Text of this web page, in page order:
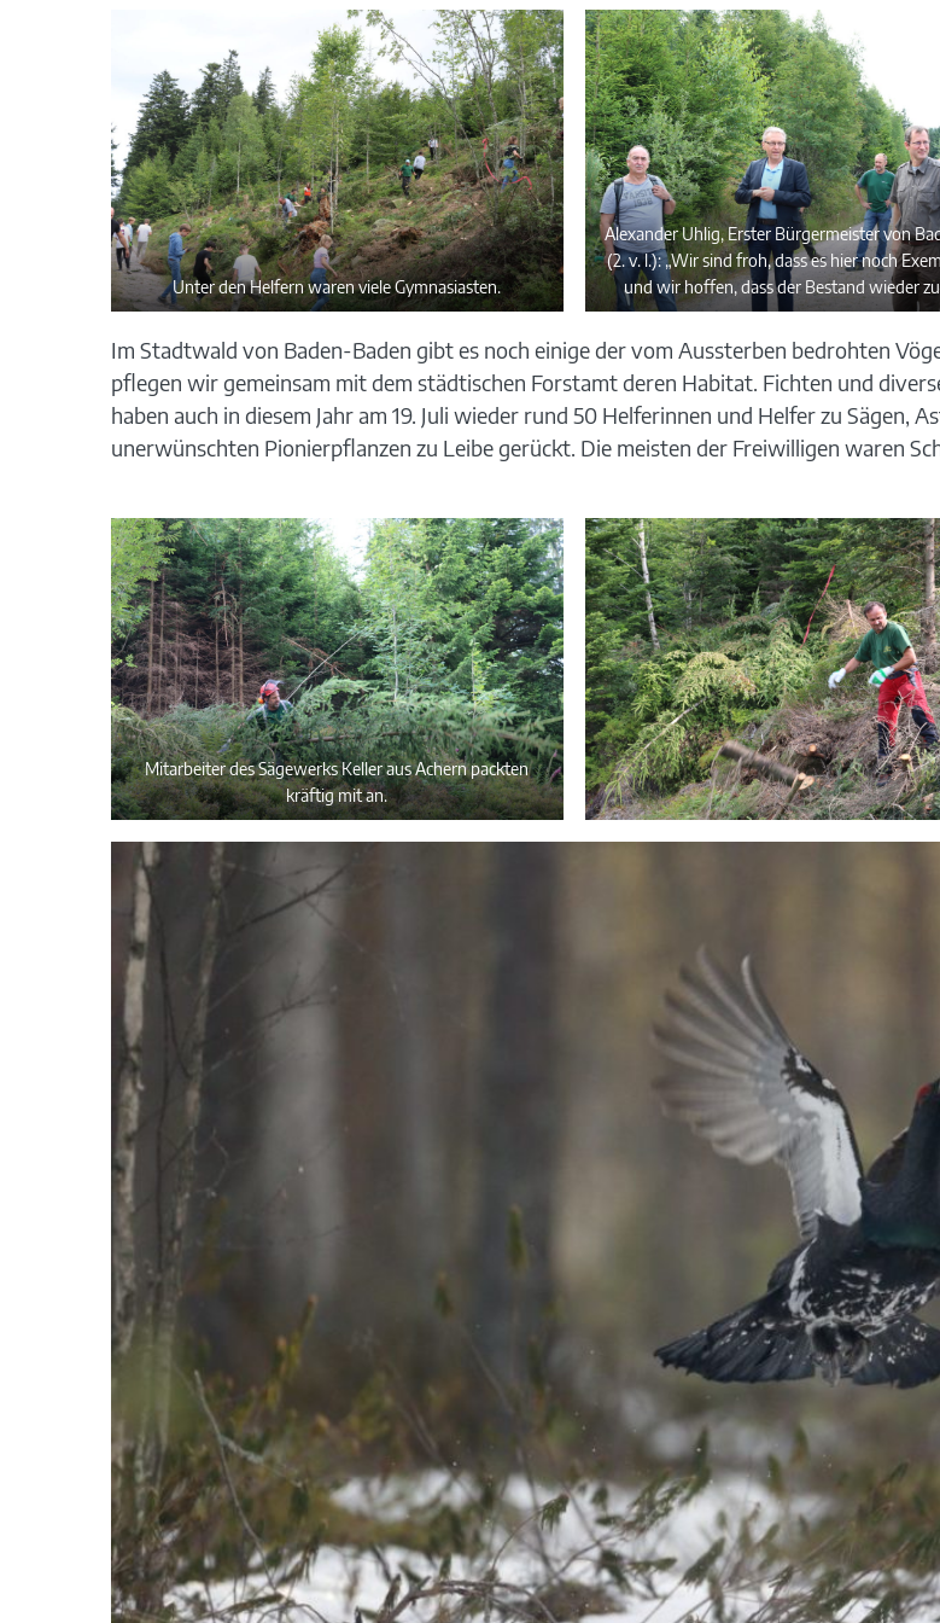
Unter den Helfern waren viele Gymnasiasten.
Alexander Uhlig, Erster Bürgermeister von
(2. v. l.): „Wir sind froh, dass es hier noch
und wir hoffen, dass der Bestand wieder
Im Stadtwald von Baden-Baden gibt es noch einige der vom Aussterben bedrohten
pflegen wir gemeinsam mit dem städtischen Forstamt deren Habitat. Fichten und
haben auch in diesem Jahr am 19. Juli wieder rund 50 Helferinnen und Helfer zu Sägen,
unerwünschten Pionierpflanzen zu Leibe gerückt. Die meisten der Freiwilligen waren
Mitarbeiter des Sägewerks Keller aus Achern packten
kräftig mit an.